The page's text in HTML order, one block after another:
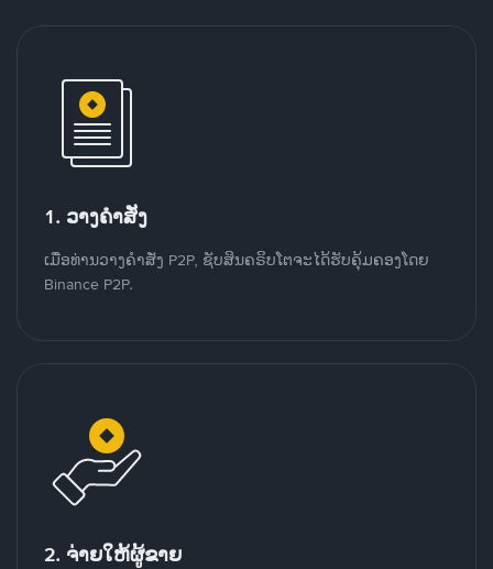
1. ວາງຄໍາສັ່ງ
ເມື່ອທ່ານວາງຄໍາສັ່ງ P2P, ຊັບສິນຄຣິບໂຕຈະໄດ້ຮັບຄຸ້ມຄອງໂດຍ
Binance P2P.
2. ຈ່າຍໃຫ້ຜູ້ຂາຍ